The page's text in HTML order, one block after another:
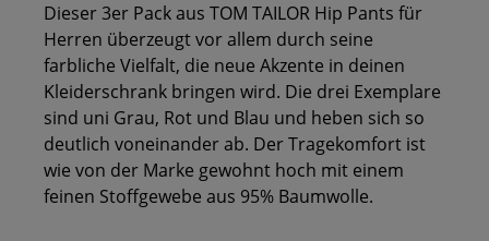
Dieser 3er Pack aus TOM TAILOR Hip Pants für
Herren überzeugt vor allem durch seine
farbliche Vielfalt, die neue Akzente in deinen
Kleiderschrank bringen wird. Die drei Exemplare
sind uni Grau, Rot und Blau und heben sich so
deutlich voneinander ab. Der Tragekomfort ist
wie von der Marke gewohnt hoch mit einem
feinen Stoffgewebe aus 95% Baumwolle.